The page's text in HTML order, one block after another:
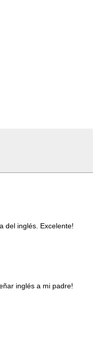
del inglés. Excelente!
inglés a mi padre!